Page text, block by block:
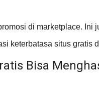
di marketplace. Ini
keterbatasa situs gratis
Bisa